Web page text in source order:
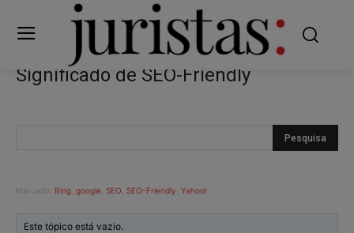
Significado de SEO-Friendly
Marcado: Bing google SEO SEO-Friendly Yahoo!
Este tópico está vazio.